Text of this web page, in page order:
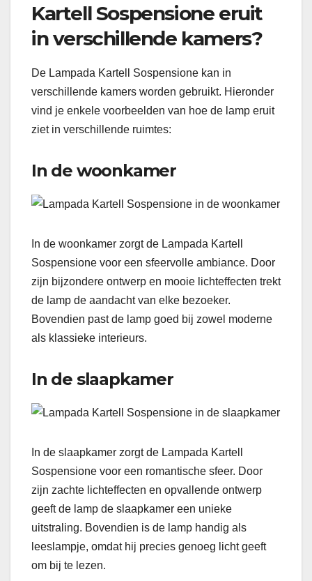
Kartell Sospensione eruit
in verschillende kamers?
De Lampada Kartell Sospensione kan in
verschillende kamers worden gebruikt. Hieronder
vind je enkele voorbeelden van hoe de lamp eruit
ziet in verschillende ruimtes:
In de woonkamer
In de woonkamer zorgt de Lampada Kartell
Sospensione voor een sfeervolle ambiance. Door
zijn bijzondere ontwerp en mooie lichteffecten trekt
de lamp de aandacht van elke bezoeker.
Bovendien past de lamp goed bij zowel moderne
als klassieke interieurs.
In de slaapkamer
In de slaapkamer zorgt de Lampada Kartell
Sospensione voor een romantische sfeer. Door
zijn zachte lichteffecten en opvallende ontwerp
geeft de lamp de slaapkamer een unieke
uitstraling. Bovendien is de lamp handig als
leeslampje, omdat hij precies genoeg licht geeft
om bij te lezen.